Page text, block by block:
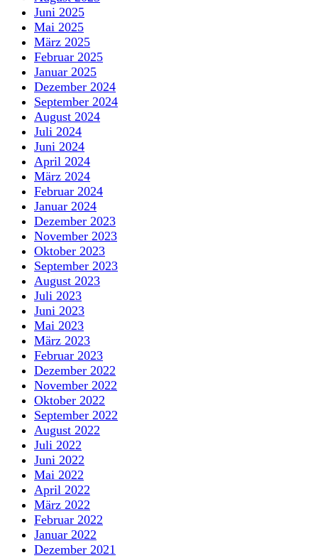
Juni 2025
Mai 2025
März 2025
Februar 2025
Januar 2025
Dezember 2024
September 2024
August 2024
Juli 2024
Juni 2024
April 2024
März 2024
Februar 2024
Januar 2024
Dezember 2023
November 2023
Oktober 2023
September 2023
August 2023
Juli 2023
Juni 2023
Mai 2023
März 2023
Februar 2023
Dezember 2022
November 2022
Oktober 2022
September 2022
August 2022
Juli 2022
Juni 2022
Mai 2022
April 2022
März 2022
Februar 2022
Januar 2022
Dezember 2021